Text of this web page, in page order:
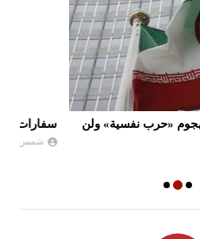
على مغادرة الشرق الأوسط